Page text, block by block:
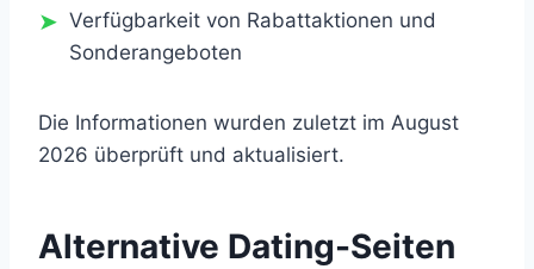
Verfügbarkeit von Rabattaktionen und
Sonderangeboten
Die Informationen wurden zuletzt im August
2026 überprüft und aktualisiert.
Alternative Dating-Seiten